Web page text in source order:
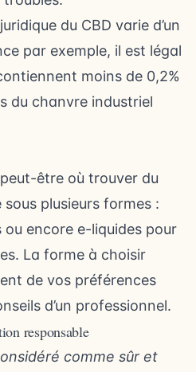
du CBD varie d’un
par exemple, il est légal
moins de 0,2%
du chanvre industriel
être où trouver du
sous plusieurs formes :
ou encore e-liquides pour
La forme à choisir
de vos préférences
d’un professionnel.
responsable
comme sûr et